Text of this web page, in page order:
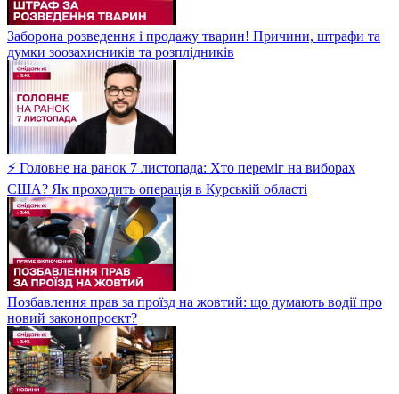
Заборона розведення і продажу тварин! Причини, штрафи та
думки зоозахисників та розплідників
⚡ Головне на ранок 7 листопада: Хто переміг на виборах
США? Як проходить операція в Курській області
Позбавлення прав за проїзд на жовтий: що думають водії про
новий законопроєкт?